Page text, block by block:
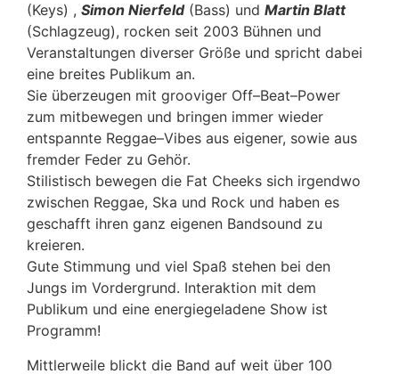
(Keys) , Simon Nierfeld(Bass) und Martin Blatt
(Schlagzeug), rocken seit 2003 Bühnen und
Veranstaltungen diverser Größe und spricht dabei
eine breites Publikum an.
Sie überzeugen mit grooviger Off–Beat–Power
zum mitbewegen und bringen immer wieder
entspannte Reggae–Vibes aus eigener, sowie aus
fremder Feder zu Gehör.
Stilistisch bewegen die Fat Cheeks sich irgendwo
zwischen Reggae, Ska und Rock und haben es
geschafft ihren ganz eigenen Bandsound zu
kreieren.
Gute Stimmung und viel Spaß stehen bei den
Jungs im Vordergrund. Interaktion mit dem
Publikum und eine energiegeladene Show ist
Programm!
Mittlerweile blickt die Band auf weit über 100